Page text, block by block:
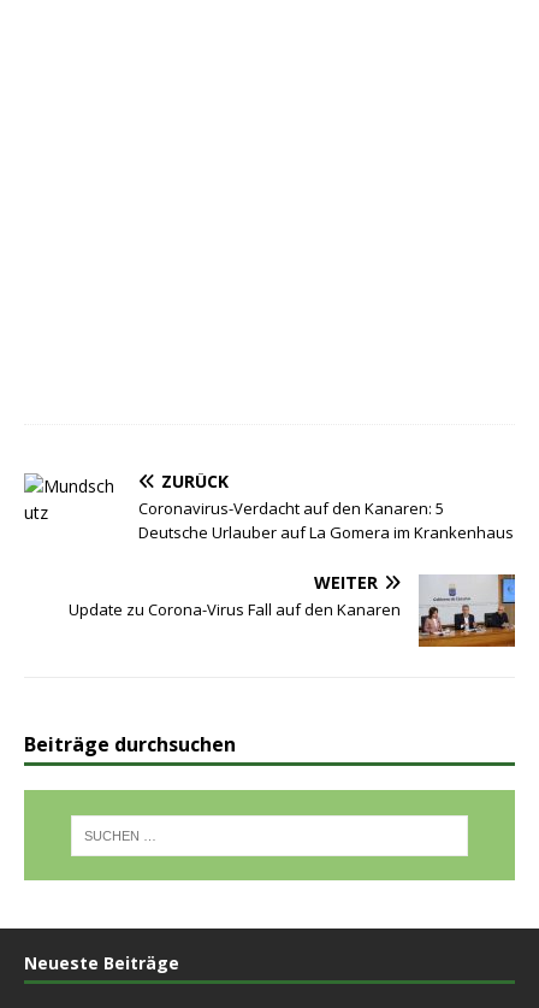
ZURÜCK
Coronavirus-Verdacht auf den Kanaren: 5
Deutsche Urlauber auf La Gomera im Krankenhaus
WEITER
Update zu Corona-Virus Fall auf den Kanaren
Beiträge durchsuchen
Neueste Beiträge